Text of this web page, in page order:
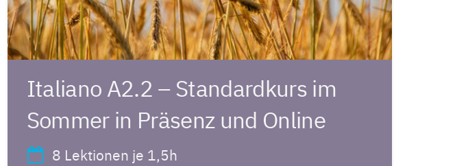
Italiano A2.2 – Standardkurs im
Sommer in Präsenz und Online
8 Lektionen je 1,5h